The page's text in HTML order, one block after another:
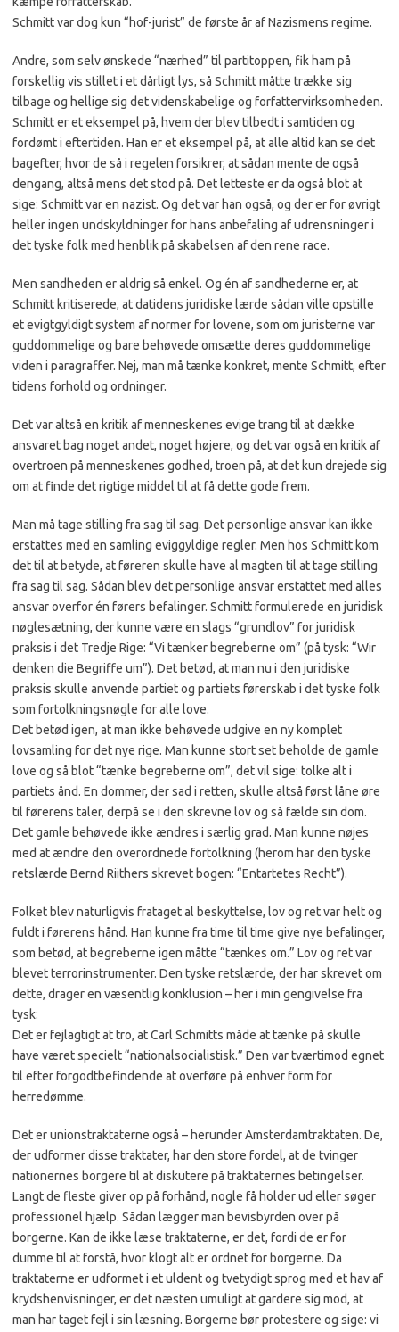
Schmitt var dog kun “hof-jurist” de første år af Nazismens regime.
Andre, som selv ønskede “nærhed” til partitoppen, fik ham på
forskellig vis stillet i et dårligt lys, så Schmitt måtte trække sig
tilbage og hellige sig det videnskabelige og forfattervirksomheden.
Schmitt er et eksempel på, hvem der blev tilbedt i samtiden og
fordømt i eftertiden. Han er et eksempel på, at alle altid kan se det
bagefter, hvor de så i regelen forsikrer, at sådan mente de også
dengang, altså mens det stod på. Det letteste er da også blot at
sige: Schmitt var en nazist. Og det var han også, og der er for øvrigt
heller ingen undskyldninger for hans anbefaling af udrensninger i
det tyske folk med henblik på skabelsen af den rene race.
Men sandheden er aldrig så enkel. Og én af sandhederne er, at
Schmitt kritiserede, at datidens juridiske lærde sådan ville opstille
et evigtgyldigt system af normer for lovene, som om juristerne var
guddommelige og bare behøvede omsætte deres guddommelige
viden i paragraffer. Nej, man må tænke konkret, mente Schmitt, efter
tidens forhold og ordninger.
Det var altså en kritik af menneskenes evige trang til at dække
ansvaret bag noget andet, noget højere, og det var også en kritik af
overtroen på menneskenes godhed, troen på, at det kun drejede sig
om at finde det rigtige middel til at få dette gode frem.
Man må tage stilling fra sag til sag. Det personlige ansvar kan ikke
erstattes med en samling eviggyldige regler. Men hos Schmitt kom
det til at betyde, at føreren skulle have al magten til at tage stilling
fra sag til sag. Sådan blev det personlige ansvar erstattet med alles
ansvar overfor én førers befalinger. Schmitt formulerede en juridisk
nøglesætning, der kunne være en slags “grundlov” for juridisk
praksis i det Tredje Rige: “Vi tænker begreberne om” (på tysk: “Wir
denken die Begriffe um”). Det betød, at man nu i den juridiske
praksis skulle anvende partiet og partiets førerskab i det tyske folk
som fortolkningsnøgle for alle love.
Det betød igen, at man ikke behøvede udgive en ny komplet
lovsamling for det nye rige. Man kunne stort set beholde de gamle
love og så blot “tænke begreberne om”, det vil sige: tolke alt i
partiets ånd. En dommer, der sad i retten, skulle altså først låne øre
til førerens taler, derpå se i den skrevne lov og så fælde sin dom.
Det gamle behøvede ikke ændres i særlig grad. Man kunne nøjes
med at ændre den overordnede fortolkning (herom har den tyske
retslærde Bernd Riithers skrevet bogen: “Entartetes Recht”).
Folket blev naturligvis frataget al beskyttelse, lov og ret var helt og
fuldt i førerens hånd. Han kunne fra time til time give nye befalinger,
som betød, at begreberne igen måtte “tænkes om.” Lov og ret var
blevet terrorinstrumenter. Den tyske retslærde, der har skrevet om
dette, drager en væsentlig konklusion – her i min gengivelse fra
tysk:
Det er fejlagtigt at tro, at Carl Schmitts måde at tænke på skulle
have været specielt “nationalsocialistisk.” Den var tværtimod egnet
til efter forgodtbefindende at overføre på enhver form for
herredømme.
Det er unionstraktaterne også – herunder Amsterdamtraktaten. De,
der udformer disse traktater, har den store fordel, at de tvinger
nationernes borgere til at diskutere på traktaternes betingelser.
Langt de fleste giver op på forhånd, nogle få holder ud eller søger
professionel hjælp. Sådan lægger man bevisbyrden over på
borgerne. Kan de ikke læse traktaterne, er det, fordi de er for
dumme til at forstå, hvor klogt alt er ordnet for borgerne. Da
traktaterne er udformet i et uldent og tvetydigt sprog med et hav af
krydshenvisninger, er det næsten umuligt at gardere sig mod, at
man har taget fejl i sin læsning. Borgerne bør protestere og sige: vi